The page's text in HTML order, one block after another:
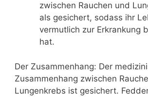
zwischen Rauchen und
als gesichert, sodass ihr
vermutlich zur Erkrankung
hat.
Der Zusammenhang: Der
Zusammenhang zwischen
Lungenkrebs ist gesichert.